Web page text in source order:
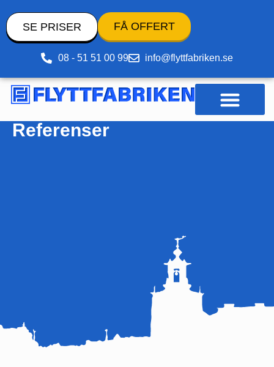
08 - 51 51 00 99 info@flyttfabriken.se
SE PRISER FÅ OFFERT
Referenser